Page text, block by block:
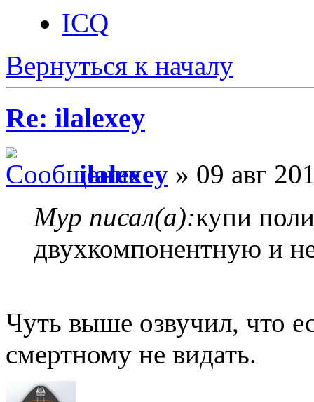
ICQ
Вернуться к началу
Re: ilalexey
ilalexey » 09 авг
Myp писал(а):купи
двухкомпонентную и
Чуть выше озвучил, что
смертному не видать.